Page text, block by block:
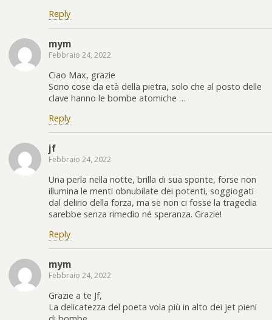
Reply
mym
Febbraio 24, 2022
Ciao Max, grazie
Sono cose da età della pietra, solo che al posto delle
clave hanno le bombe atomiche …
Reply
jf
Febbraio 24, 2022
Una perla nella notte, brilla di sua sponte, forse non
illumina le menti obnubilate dei potenti, soggiogati
dal delirio della forza, ma se non ci fosse la tragedia
sarebbe senza rimedio né speranza. Grazie!
Reply
mym
Febbraio 24, 2022
Grazie a te Jf,
La delicatezza del poeta vola più in alto dei jet pieni